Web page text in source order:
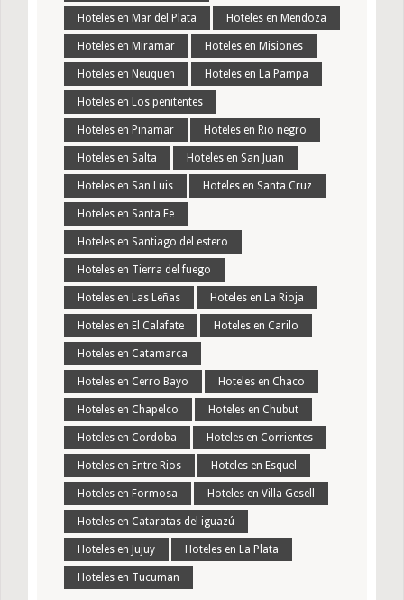
Hoteles en Mar del Plata Hoteles en Mendoza
Hoteles en Miramar Hoteles en Misiones
Hoteles en Neuquen Hoteles en La Pampa
Hoteles en Los penitentes
Hoteles en Pinamar Hoteles en Rio negro
Hoteles en Salta Hoteles en San Juan
Hoteles en San Luis Hoteles en Santa Cruz
Hoteles en Santa Fe
Hoteles en Santiago del estero
Hoteles en Tierra del fuego
Hoteles en Las Leñas Hoteles en La Rioja
Hoteles en El Calafate Hoteles en Carilo
Hoteles en Catamarca
Hoteles en Cerro Bayo Hoteles en Chaco
Hoteles en Chapelco Hoteles en Chubut
Hoteles en Cordoba Hoteles en Corrientes
Hoteles en Entre Rios Hoteles en Esquel
Hoteles en Formosa Hoteles en Villa Gesell
Hoteles en Cataratas del iguazú
Hoteles en Jujuy Hoteles en La Plata
Hoteles en Tucuman